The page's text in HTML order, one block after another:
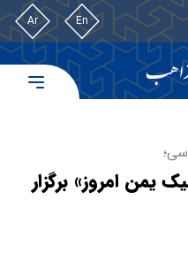
En
Ar
یمن امروز» برگزار